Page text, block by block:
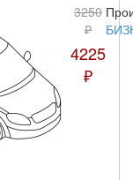
3250
₽
4225
₽